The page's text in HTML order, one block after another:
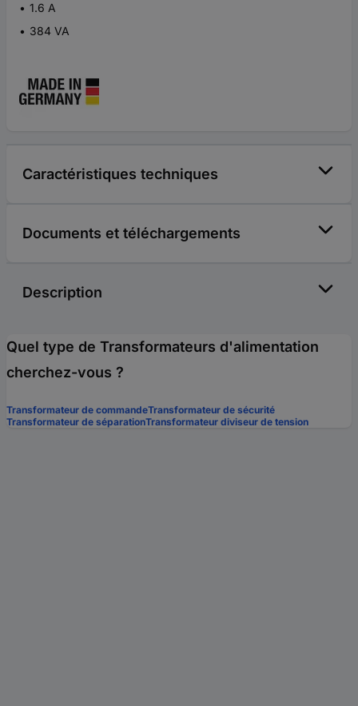
1.6 A
384 VA
Caractéristiques techniques
Documents et téléchargements
Description
Quel type de Transformateurs d'alimentation
cherchez-vous ?
Transformateur de commandeTransformateur de sécurité
Transformateur de séparationTransformateur diviseur de tension